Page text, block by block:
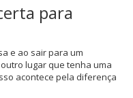
para
e ao sair para um
lugar que tenha uma
acontece pela diferença